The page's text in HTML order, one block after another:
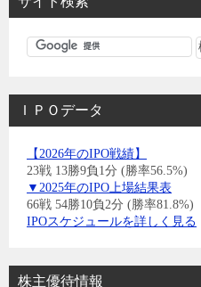
ＩＰＯデータ
【2026年のIPO戦績】
23戦 13勝9負1分 (勝率56.5%)
▼2025年のIPO上場結果表
66戦 54勝10負2分 (勝率81.8%)
IPOスケジュールを詳しく見る
株主優待情報